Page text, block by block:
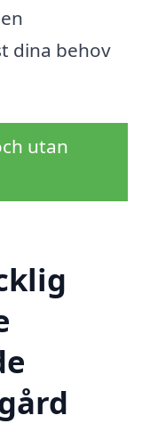
dina behov
utan